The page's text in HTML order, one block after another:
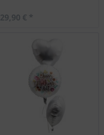
29,90 € *